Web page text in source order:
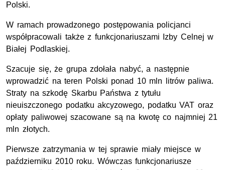
Polski.
W ramach prowadzonego postępowania policjanci
współpracowali także z funkcjonariuszami Izby Celnej w
Białej Podlaskiej.
Szacuje się, że grupa zdołała nabyć, a następnie
wprowadzić na teren Polski ponad 10 mln litrów paliwa.
Straty na szkodę Skarbu Państwa z tytułu
nieuiszczonego podatku akcyzowego, podatku VAT oraz
opłaty paliwowej szacowane są na kwotę co najmniej 21
mln złotych.
Pierwsze zatrzymania w tej sprawie miały miejsce w
październiku 2010 roku. Wówczas funkcjonariusze